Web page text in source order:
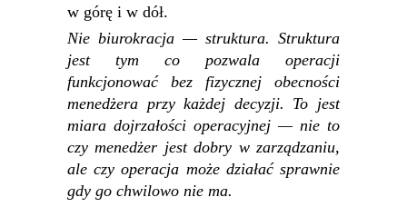
w górę i w dół.
Nie biurokracja — struktura. Struktura
jest tym co pozwala operacji
funkcjonować bez fizycznej obecności
menedżera przy każdej decyzji. To jest
miara dojrzałości operacyjnej — nie to
czy menedżer jest dobry w zarządzaniu,
ale czy operacja może działać sprawnie
gdy go chwilowo nie ma.